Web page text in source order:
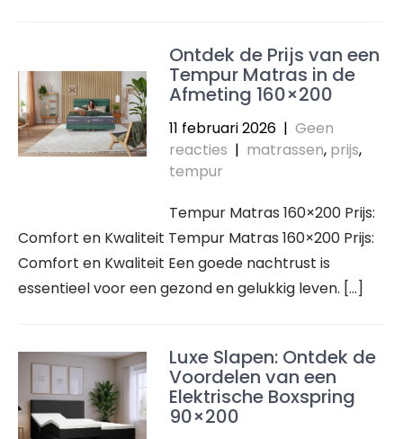
Ontdek de Prijs van een
Tempur Matras in de
Afmeting 160×200
11 februari 2026 | Geen
reacties | matrassen, prijs,
tempur
Tempur Matras 160×200 Prijs:
Comfort en Kwaliteit Tempur Matras 160×200 Prijs:
Comfort en Kwaliteit Een goede nachtrust is
essentieel voor een gezond en gelukkig leven. […]
Luxe Slapen: Ontdek de
Voordelen van een
Elektrische Boxspring
90×200